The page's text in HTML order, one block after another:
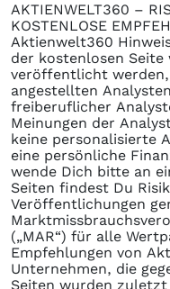
AKTIENWELT360 –
KOSTENLOSE
Aktienwelt360
der kostenlosen
veröffentlicht werden,
angestellten
freiberuflicher
Meinungen der
keine personalisierte
eine persönliche
wende Dich bitte an
Seiten findest Du
Veröffentlichungen
(„MAR“) für alle
Empfehlungen von
Unternehmen, die
Seiten wurden